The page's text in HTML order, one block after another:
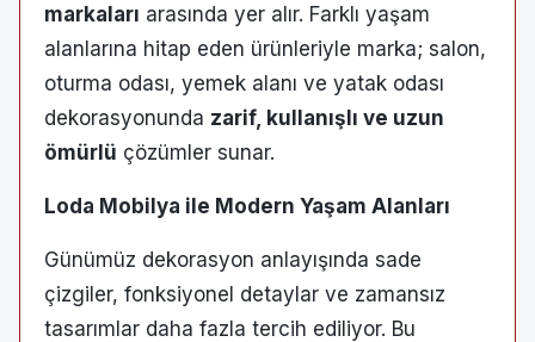
markaları arasında yer alır. Farklı yaşam
alanlarına hitap eden ürünleriyle marka; salon,
oturma odası, yemek alanı ve yatak odası
dekorasyonunda zarif, kullanışlı ve uzun
ömürlü çözümler sunar.
Loda Mobilya ile Modern Yaşam Alanları
Günümüz dekorasyon anlayışında sade
çizgiler, fonksiyonel detaylar ve zamansız
tasarımlar daha fazla tercih ediliyor. Bu